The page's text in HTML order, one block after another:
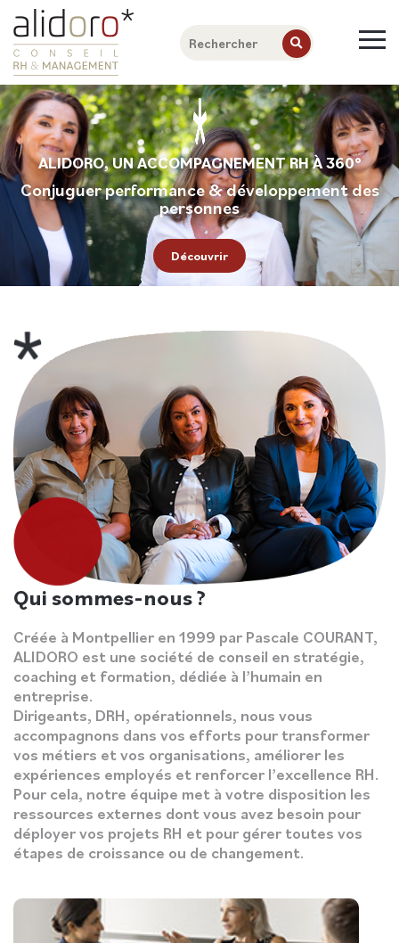
ALIDORO, UN ACCOMPAGNEMENT RH À 360°
Conjuguer performance & développement des
personnes
Découvrir
Qui sommes-nous ?
Créée à Montpellier en 1999 par Pascale COURANT,
ALIDORO est une société de conseil en stratégie,
coaching et formation, dédiée à l’humain en
entreprise.
Dirigeants, DRH, opérationnels, nous vous
accompagnons dans vos efforts pour transformer
vos métiers et vos organisations, améliorer les
expériences employés et renforcer l’excellence RH.
Pour cela, notre équipe met à votre disposition les
ressources externes dont vous avez besoin pour
déployer vos projets RH et pour gérer toutes vos
étapes de croissance ou de changement.